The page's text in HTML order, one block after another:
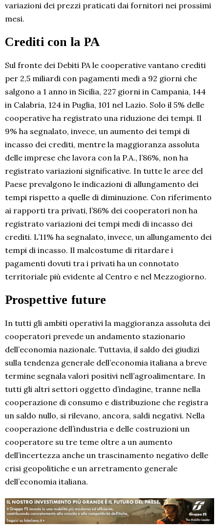
variazioni dei prezzi praticati dai fornitori nei prossimi
mesi.
Crediti con la PA
Sul fronte dei Debiti PA le cooperative vantano crediti
per 2,5 miliardi con pagamenti medi a 92 giorni che
salgono a 1 anno in Sicilia, 227 giorni in Campania, 144
in Calabria, 124 in Puglia, 101 nel Lazio. Solo il 5% delle
cooperative ha registrato una riduzione dei tempi. Il
9% ha segnalato, invece, un aumento dei tempi di
incasso dei crediti, mentre la maggioranza assoluta
delle imprese che lavora con la P.A., l’86%, non ha
registrato variazioni significative. In tutte le aree del
Paese prevalgono le indicazioni di allungamento dei
tempi rispetto a quelle di diminuzione. Con riferimento
ai rapporti tra privati, l’86% dei cooperatori non ha
registrato variazioni dei tempi medi di incasso dei
crediti. L’11% ha segnalato, invece, un allungamento dei
tempi di incasso. Il malcostume di ritardare i
pagamenti dovuti tra i privati ha un connotato
territoriale più evidente al Centro e nel Mezzogiorno.
Prospettive future
In tutti gli ambiti operativi la maggioranza assoluta dei
cooperatori prevede un andamento stazionario
dell’economia nazionale. Tuttavia, il saldo dei giudizi
sulla tendenza generale dell’economia italiana a breve
termine segnala valori positivi nell’agroalimentare. In
tutti gli altri settori oggetto d’indagine, tranne nella
cooperazione di consumo e distribuzione che registra
un saldo nullo, si rilevano, ancora, saldi negativi. Nella
cooperazione dell’industria e delle costruzioni un
cooperatore su tre teme oltre a un aumento
dell’incertezza anche un trascinamento negativo delle
crisi geopolitiche e un arretramento generale
dell’economia italiana.